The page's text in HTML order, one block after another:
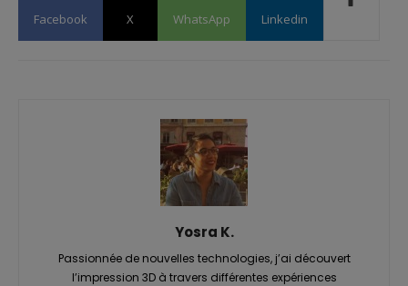
Facebook X WhatsApp Linkedin
Yosra K.
Passionnée de nouvelles technologies, j’ai découvert
l’impression 3D à travers différentes expériences